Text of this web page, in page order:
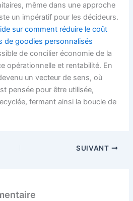
même dans une approche
un impératif pour les décideurs.
sur comment réduire le coût
de goodies personnalisés
de concilier économie de la
opérationnelle et rentabilité. En
un vecteur de sens, où
pensée pour être utilisée,
fermant ainsi la boucle de
SUIVANT